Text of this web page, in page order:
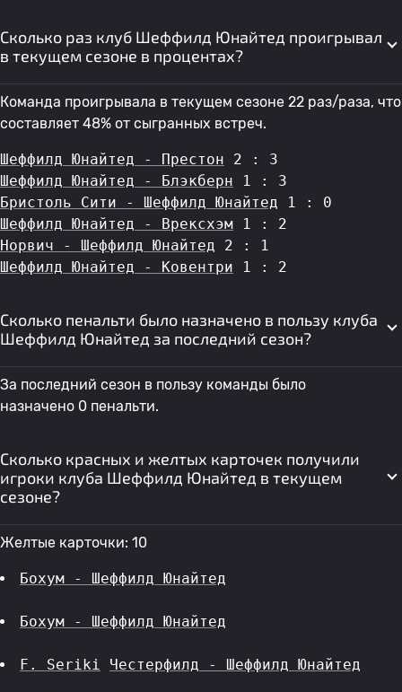
Сколько раз клуб Шеффилд Юнайтед проигрывал
в текущем сезоне в процентах?
Команда проигрывала в текущем сезоне 22 раз/раза, что
составляет 48% от сыгранных встреч.
Шеффилд Юнайтед - Престон 2 : 3
Шеффилд Юнайтед - Блэкберн 1 : 3
Бристоль Сити - Шеффилд Юнайтед 1 : 0
Шеффилд Юнайтед - Врексхэм 1 : 2
Норвич - Шеффилд Юнайтед 2 : 1
Шеффилд Юнайтед - Ковентри 1 : 2
Сколько пенальти было назначено в пользу клуба
Шеффилд Юнайтед за последний сезон?
За последний сезон в пользу команды было
назначено 0 пенальти.
Сколько красных и желтых карточек получили
игроки клуба Шеффилд Юнайтед в текущем
сезоне?
Желтые карточки: 10
Бохум - Шеффилд Юнайтед
Бохум - Шеффилд Юнайтед
F. Seriki Честерфилд - Шеффилд Юнайтед